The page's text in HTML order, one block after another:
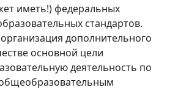
иметь!) федеральных
стандартов.
дополнительного
основной цели
деятельность по